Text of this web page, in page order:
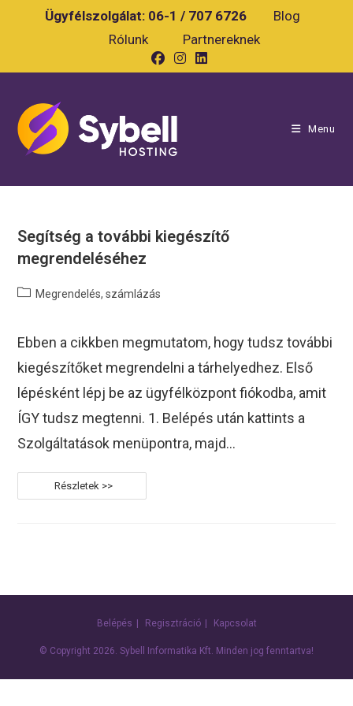
Ügyfélszolgálat: 06-1 / 707 6726
Blog
Rólunk
Partnereknek
Menu
Segítség a további kiegészítő
megrendeléséhez
PostMegrendelés, számlázás
Ebben a cikkben megmutatom, hogy tudsz további
kiegészítőket megrendelni a tárhelyedhez. Első
lépésként lépj be az ügyfélközpont fiókodba, amit
ÍGY tudsz megtenni. 1. Belépés után kattints a
Szolgáltatások menüpontra, majd…
A
Belépés Regisztráció Kapcsolat
© Copyright 2026. Sybell Informatika Kft. Minden jog fenntartva!